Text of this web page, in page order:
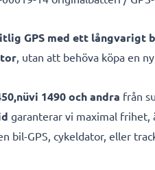
GPS med ett långvarigt
, utan att behöva köpa en
1490 och andra från
garanterar vi maximal frihet,
bil-GPS, cykeldator, eller